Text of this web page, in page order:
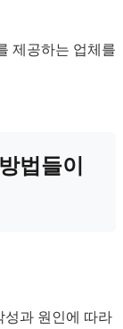
제공하는 업체를
법들이
성과 원인에 따라